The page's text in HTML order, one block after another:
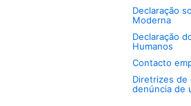
Declaração
Moderna
Declaração
Humanos
Contacto
Diretrizes de
denúncia de